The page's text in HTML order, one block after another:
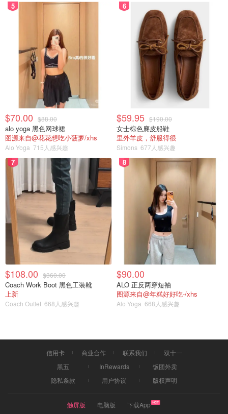
椰椰芒芒的芒果肉和椰奶一贯品味纯正，西米也不是太软，
一直的经典款。
5
$70.00 $88.00
alo yoga 黑色网球裙
图源来自@花花想吃小菠萝/xhs
Alo Yoga 715人感兴趣
6
$59.95 $190.00
女士棕色麂皮船鞋
里外羊皮，舒服得很
Simons 677人感兴趣
7
$108.00 $360.00
Coach Work Boot 黑色工装靴
上新
Coach Outlet 668人感兴趣
8
$90.00
ALO 正反两穿短袖
图源来自@年糕好好吃-/xhs
Alo Yoga 668人感兴趣
信用卡 商业合作 联系我们
双十一
黑五
InRewards
饭团外卖
隐私条款
用户协议 版权声明
触屏版 电脑版 下载App